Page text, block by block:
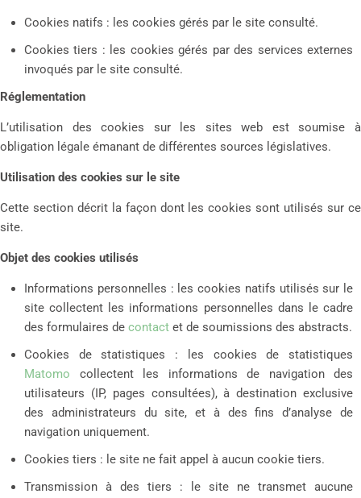
Cookies natifs : les cookies gérés par le site consulté.
Cookies tiers : les cookies gérés par des services externes
invoqués par le site consulté.
Réglementation
L’utilisation des cookies sur les sites web est soumise à
obligation légale émanant de différentes sources législatives.
Utilisation des cookies sur le site
Cette section décrit la façon dont les cookies sont utilisés sur ce
site.
Objet des cookies utilisés
Informations personnelles : les cookies natifs utilisés sur le
site collectent les informations personnelles dans le cadre
des formulaires de contact et de soumissions des abstracts.
Cookies de statistiques : les cookies de statistiques
Matomo collectent les informations de navigation des
utilisateurs (IP, pages consultées), à destination exclusive
des administrateurs du site, et à des fins d’analyse de
navigation uniquement.
Cookies tiers : le site ne fait appel à aucun cookie tiers.
Transmission à des tiers : le site ne transmet aucune